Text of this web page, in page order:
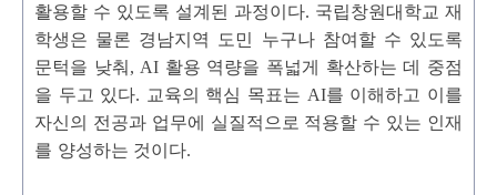
활용할 수 있도록 설계된 과정이다. 국립창원대학교 재
학생은 물론 경남지역 도민 누구나 참여할 수 있도록
문턱을 낮춰 , AI 활용 역량을 폭넓게 확산하는 데 중점
을 두고 있다. 교육의 핵심 목표는 AI를 이해하고 이를
자신의 전공과 업무에 실질적으로 적용할 수 있는 인재
를 양성하는 것이다.